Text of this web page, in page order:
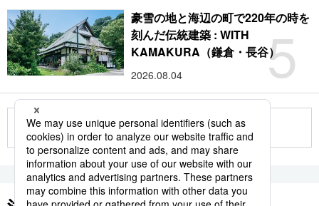
5
豪雪の地と海辺の町で220年の時を
刻んだ伝統建築 : WITH
KAMAKURA（鎌倉・長谷）
2026.08.04
もっと見る